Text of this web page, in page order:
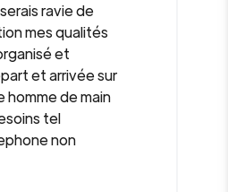
ravie de
mes qualités
et
et arrivée sur
homme de main
tel
non